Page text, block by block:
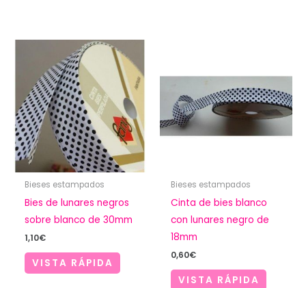
Bieses estampados
Bies de lunares negros
sobre blanco de 30mm
1,10€
VISTA RÁPIDA
Bieses estampados
Cinta de bies blanco
con lunares negro de
18mm
0,60€
VISTA RÁPIDA